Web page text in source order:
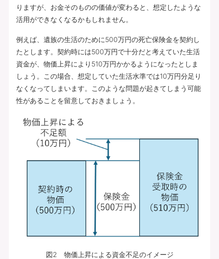
りますが、お金そのものの価値が変わると、想定したような
活用ができなくなるかもしれません。
例えば、遺族の生活のために500万円の死亡保険金を契約し
たとします。契約時には500万円で十分だと考えていた生活
資金が、物価上昇により510万円かかるようになったとしま
しょう。この場合、想定していた生活水準では10万円分足り
なくなってしまいます。このような問題が起きてしまう可能
性があることを留意しておきましょう。
図2 物価上昇による資金不足のイメージ